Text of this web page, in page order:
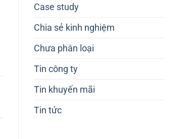
Case study
Chia sẻ kinh nghiệm
Chưa phân loại
Tin công ty
Tin khuyến mãi
Tin tức